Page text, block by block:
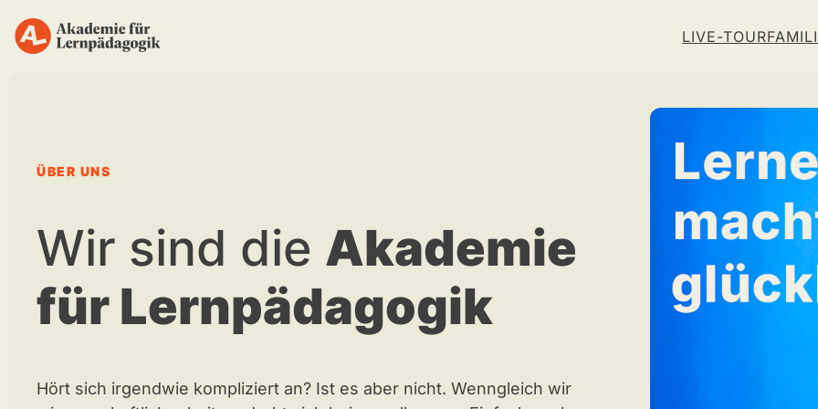
Zum
Inhalt
LIVE-TOUR
ÜBER UNS
Wir sind die Akademie
für Lernpädagogik
Hört sich irgendwie kompliziert an? Ist es aber nicht. Wenngleich wir